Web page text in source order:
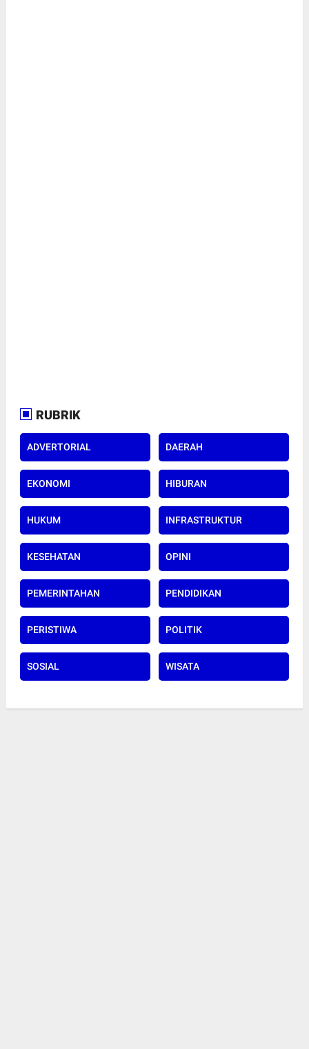
RUBRIK
ADVERTORIAL DAERAH
EKONOMI HIBURAN
HUKUM INFRASTRUKTUR
KESEHATAN OPINI
PEMERINTAHAN PENDIDIKAN
PERISTIWA POLITIK
SOSIAL WISATA